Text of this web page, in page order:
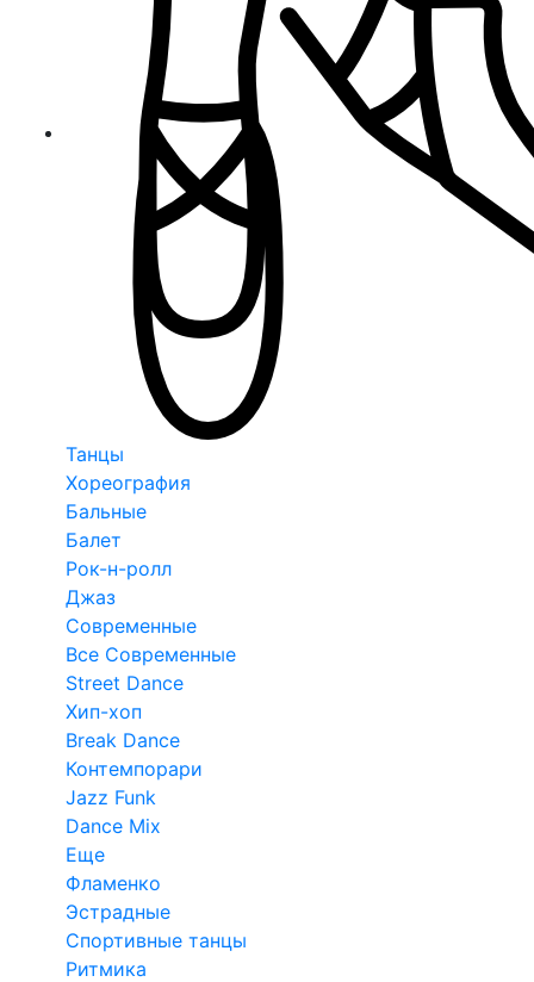
Танцы
Хореография
Бальные
Балет
Рок-н-ролл
Джаз
Современные
Все Современные
Street Dance
Хип-хоп
Break Dance
Контемпорари
Jazz Funk
Dance Mix
Еще
Фламенко
Эстрадные
Спортивные танцы
Ритмика